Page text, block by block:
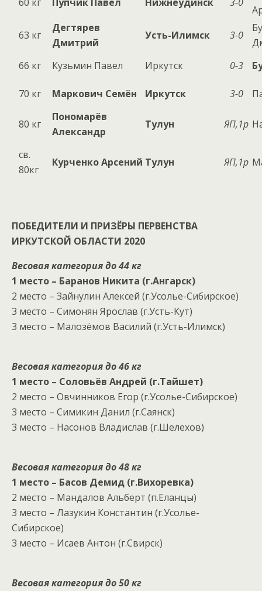
63 кг
Дегтярев
Дмитрий
Усть-Илимск 3-0
66 кг
Кузьмин Павел Иркутск 0-3
70 кг Маркович Семён Иркутск 3-0
80 кг
Пономарёв
Александр
Тулун ЯП,1р
св.
80кг
Курченко Арсений Тулун ЯП,1р
ПОБЕДИТЕЛИ И ПРИЗЁРЫ ПЕРВЕНСТВА
ИРКУТСКОЙ ОБЛАСТИ 2020
Весовая категория до 44 кг
1 место – Баранов Никита (г.Ангарск)
2 место – Зайнулин Алексей (г.Усолье-Сибирское)
3 место – Симонян Ярослав (г.Усть-Кут)
3 место – Малозёмов Василий (г.Усть-Илимск)
Весовая категория до 46 кг
1 место – Соловьёв Андрей (г.Тайшет)
2 место – Овчинников Егор (г.Усолье-Сибирское)
3 место – Симикин Данил (г.Саянск)
3 место – Насонов Владислав (г.Шелехов)
Весовая категория до 48 кг
1 место – Басов Демид (г.Вихоревка)
2 место – Мандалов Альберт (п.Еланцы)
3 место – Лазукин Константин (г.Усолье-
Сибирское)
3 место – Исаев Антон (г.Свирск)
Весовая категория до 50 кг